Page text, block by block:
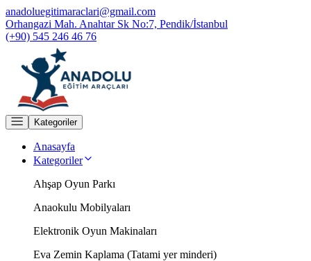
anadoluegitimaraclari@gmail.com
Orhangazi Mah. Anahtar Sk No:7, Pendik/İstanbul
(+90) 545 246 46 76
Kategoriler
Anasayfa
Kategoriler
Ahşap Oyun Parkı
Anaokulu Mobilyaları
Elektronik Oyun Makinaları
Eva Zemin Kaplama (Tatami yer minderi)